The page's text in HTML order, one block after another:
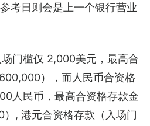
考日则会是上一个银行营业
门槛仅 2,000美元，最高合
），而人民币合资格
人民币，最高合资格存款金
, 港元合资格存款（入场门